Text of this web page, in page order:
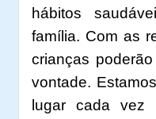
hábitos
família. Com as
crianças
vontade.
lugar cada vez